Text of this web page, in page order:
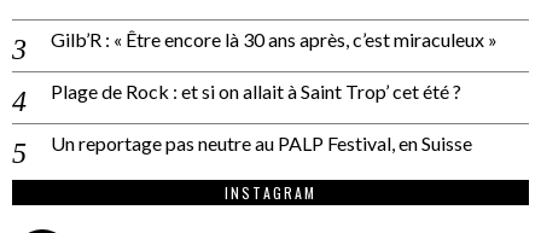
Gilb’R : « Être encore là 30 ans après, c’est miraculeux »
Plage de Rock : et si on allait à Saint Trop’ cet été ?
Un reportage pas neutre au PALP Festival, en Suisse
INSTAGRAM